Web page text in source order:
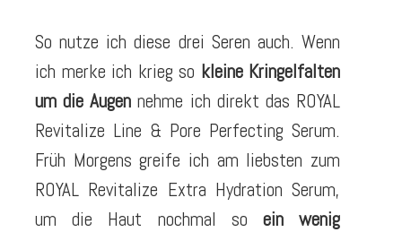
So nutze ich diese drei Seren auch. Wenn
ich merke ich krieg so kleine Kringelfalten
um die Augen nehme ich direkt das ROYAL
Revitalize Line & Pore Perfecting Serum.
Früh Morgens greife ich am liebsten zum
ROYAL Revitalize Extra Hydration Serum,
um die Haut nochmal so ein wenig